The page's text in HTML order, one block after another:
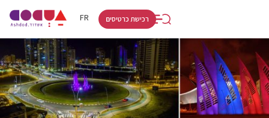
FR
HE
רכישת כרטיסים